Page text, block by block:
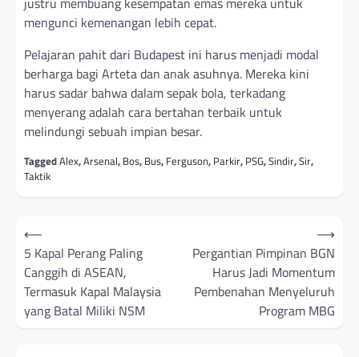
mengunci kemenangan lebih cepat.
Pelajaran pahit dari Budapest ini harus menjadi modal
berharga bagi Arteta dan anak asuhnya. Mereka kini
harus sadar bahwa dalam sepak bola, terkadang
menyerang adalah cara bertahan terbaik untuk
melindungi sebuah impian besar.
TaggedAlex,Arsenal, Bos, Bus, Ferguson, Parkir, PSG,Sindir,Sir,
Taktik
Navigasi
pos
⟵
5 Kapal Perang Paling
Canggih di ASEAN,
Termasuk Kapal Malaysia
yang Batal Miliki NSM
Pergantian Pimpinan BGN
Harus Jadi Momentum
Pembenahan Menyeluruh
Program MBG
⟶